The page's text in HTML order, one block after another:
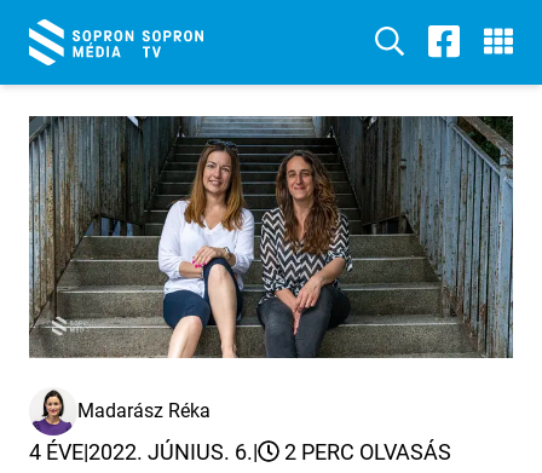
Madarász Réka
4 ÉVE|2022. JÚNIUS. 6.| 2 PERC OLVASÁS